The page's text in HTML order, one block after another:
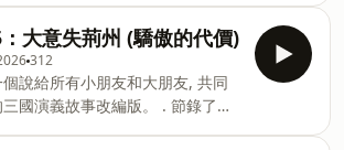
甚麼感覺。 這可能在一般故事
provided by
：大意失荊州 (驕傲的代價)
312
說給所有小朋友和大朋友, 共同
演義故事改編版。 . 節錄了三